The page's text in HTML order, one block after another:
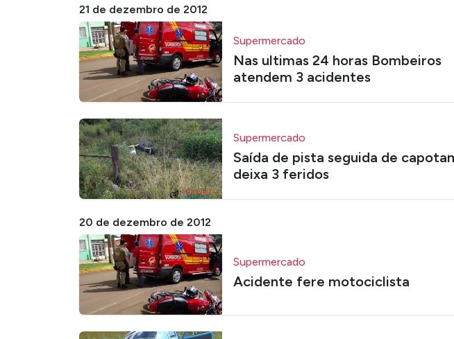
21 de dezembro de 2012
Supermercado
Nas ultimas 24 horas Bombeiros
atendem 3 acidentes
Supermercado
Saída de pista seguida de
deixa 3 feridos
20 de dezembro de 2012
Supermercado
Acidente fere motociclista